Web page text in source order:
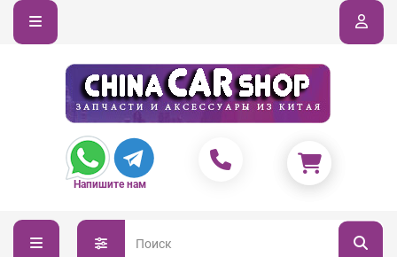
Напишите нам